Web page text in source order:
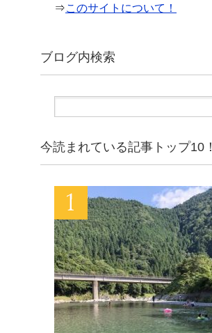
⇒このサイトについて！
ブログ内検索
今読まれている記事トップ10！